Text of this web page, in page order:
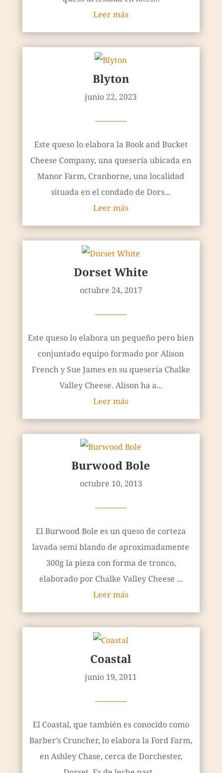
Leer más
Blyton
junio 22, 2023
————
Este queso lo elabora la Book and Bucket
Cheese Company, una quesería ubicada en
Manor Farm, Cranborne, una localidad
situada en el condado de Dors...
Leer más
Dorset White
octubre 24, 2017
————
Este queso lo elabora un pequeño pero bien
conjuntado equipo formado por Alison
French y Sue James en su quesería Chalke
Valley Cheese. Alison ha a...
Leer más
Burwood Bole
octubre 10, 2013
————
El Burwood Bole es un queso de corteza
lavada semi blando de aproximadamente
300g la pieza con forma de tronco,
elaborado por Chalke Valley Cheese ...
Leer más
Coastal
junio 19, 2011
————
El Coastal, que también es conocido como
Barber’s Cruncher, lo elabora la Ford Farm,
en Ashley Chase, cerca de Dorchester,